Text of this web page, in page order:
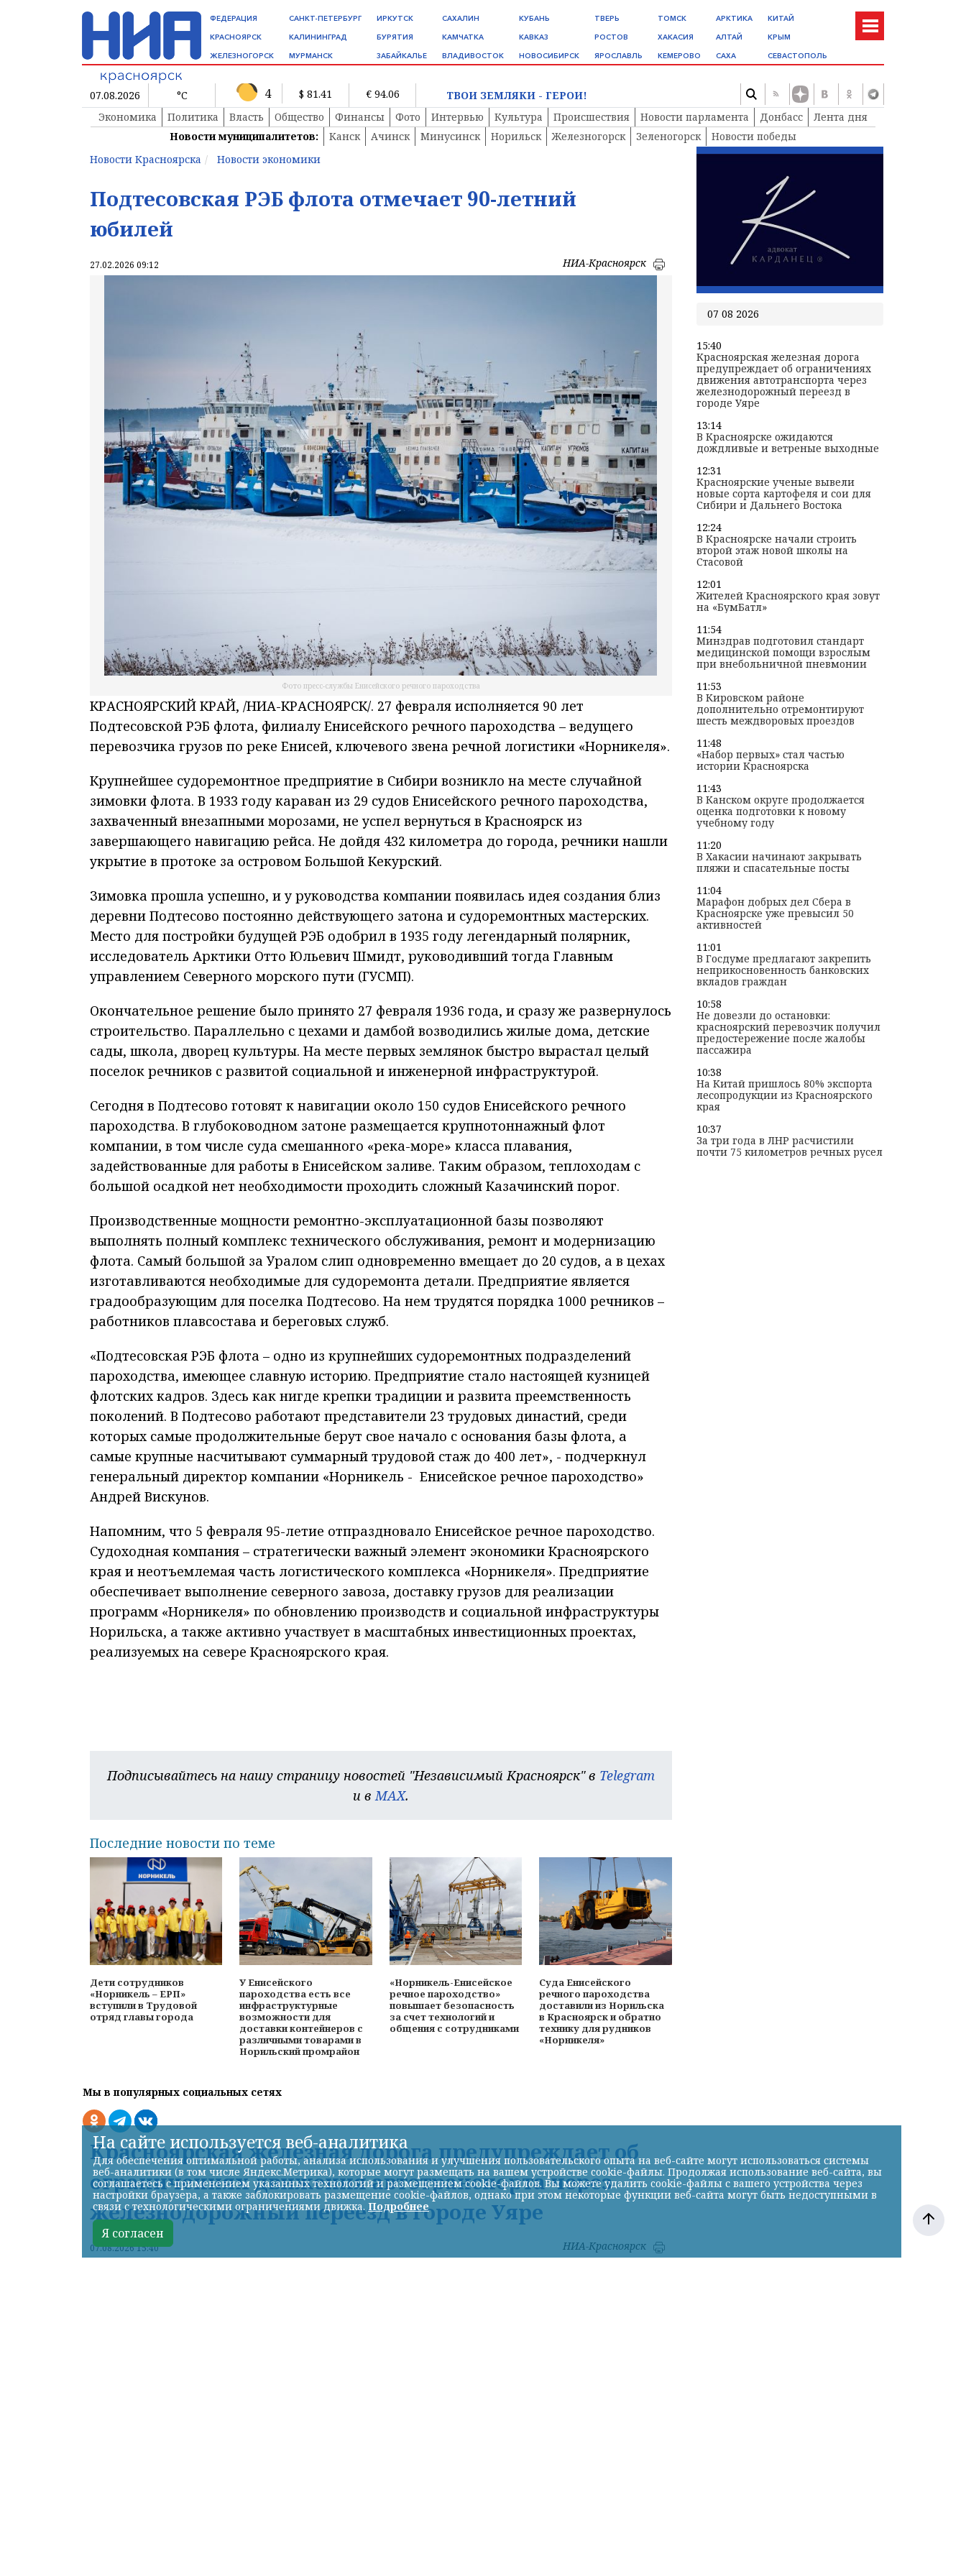
ФЕДЕРАЦИЯ
КРАСНОЯРСК
ЖЕЛЕЗНОГОРСК
САНКТ-ПЕТЕРБУРГ
КАЛИНИНГРАД
МУРМАНСК
ИРКУТСК
БУРЯТИЯ
ЗАБАЙКАЛЬЕ
САХАЛИН
КАМЧАТКА
ВЛАДИВОСТОК
КУБАНЬ
КАВКАЗ
НОВОСИБИРСК
ТВЕРЬ
РОСТОВ
ЯРОСЛАВЛЬ
ТОМСК
ХАКАСИЯ
КЕМЕРОВО
АРКТИКА
АЛТАЙ
САХА
КИТАЙ
КРЫМ
СЕВАСТОПОЛЬ
07.08.2026 °C 4 $ 81.41 € 94.06
ТВОИ ЗЕМЛЯКИ - ГЕРОИ!
Экономика
Политика Власть Общество Финансы Фото Интервью Культура Происшествия Новости парламента Донбасс
Лента дня
Новости муниципалитетов:
Канск Ачинск Минусинск Норильск Железногорск Зеленогорск
Новости победы
Новости Красноярска
Новости экономики
Подтесовская РЭБ флота отмечает 90-летний
юбилей
27.02.2026 09:12 НИА-Красноярск
Фото пресс-службы Енисейского речного пароходства
КРАСНОЯРСКИЙ КРАЙ, /НИА-КРАСНОЯРСК/. 27 февраля исполняется 90 лет
Подтесовской РЭБ флота, филиалу Енисейского речного пароходства – ведущего
перевозчика грузов по реке Енисей, ключевого звена речной логистики «Норникеля».
Крупнейшее судоремонтное предприятие в Сибири возникло на месте случайной
зимовки флота. В 1933 году караван из 29 судов Енисейского речного пароходства,
захваченный внезапными морозами, не успел вернуться в Красноярск из
завершающего навигацию рейса. Не дойдя 432 километра до города, речники нашли
укрытие в протоке за островом Большой Кекурский.
Зимовка прошла успешно, и у руководства компании появилась идея создания близ
деревни Подтесово постоянно действующего затона и судоремонтных мастерских.
Место для постройки будущей РЭБ одобрил в 1935 году легендарный полярник,
исследователь Арктики Отто Юльевич Шмидт, руководивший тогда Главным
управлением Северного морского пути (ГУСМП).
Окончательное решение было принято 27 февраля 1936 года, и сразу же развернулось
строительство. Параллельно с цехами и дамбой возводились жилые дома, детские
сады, школа, дворец культуры. На месте первых землянок быстро вырастал целый
поселок речников с развитой социальной и инженерной инфраструктурой.
Сегодня в Подтесово готовят к навигации около 150 судов Енисейского речного
пароходства. В глубоководном затоне размещается крупнотоннажный флот
компании, в том числе суда смешанного «река-море» класса плавания,
задействованные для работы в Енисейском заливе. Таким образом, теплоходам с
большой осадкой нет необходимости проходить сложный Казачинский порог.
Производственные мощности ремонтно-эксплуатационной базы позволяют
выполнять полный комплекс технического обслуживания, ремонт и модернизацию
флота. Самый большой за Уралом слип одновременно вмещает до 20 судов, а в цехах
изготавливаются необходимые для судоремонта детали. Предприятие является
градообразующим для поселка Подтесово. На нем трудятся порядка 1000 речников –
работников плавсостава и береговых служб.
«Подтесовская РЭБ флота – одно из крупнейших судоремонтных подразделений
пароходства, имеющее славную историю. Предприятие стало настоящей кузницей
флотских кадров. Здесь как нигде крепки традиции и развита преемственность
поколений. В Подтесово работают представители 23 трудовых династий, среди
которых самые продолжительные берут свое начало с основания базы флота, а
самые крупные насчитывают суммарный трудовой стаж до 400 лет», - подчеркнул
генеральный директор компании «Норникель - Енисейское речное пароходство»
Андрей Вискунов.
Напомним, что 5 февраля 95-летие отпраздновало Енисейское речное пароходство.
Судоходная компания – стратегически важный элемент экономики Красноярского
края и неотъемлемая часть логистического комплекса «Норникеля». Предприятие
обеспечивает выполнение северного завоза, доставку грузов для реализации
программ «Норникеля» по обновлению производств и социальной инфраструктуры
Норильска, а также активно участвует в масштабных инвестиционных проектах,
реализуемых на севере Красноярского края.
Подписывайтесь на нашу страницу новостей "Независимый Красноярск" в Telegram
и вMAX.
Последние новости по теме
Дети сотрудников
«Норникель – ЕРП»
вступили в Трудовой
отряд главы города
У Енисейского
пароходства есть все
инфраструктурные
возможности для
доставки контейнеров с
различными товарами в
Норильский промрайон
«Норникель-Енисейское
речное пароходство»
повышает безопасность
за счет технологий и
общения с сотрудниками
Суда Енисейского
речного пароходства
доставили из Норильска
в Красноярск и обратно
технику для рудников
«Норникеля»
Мы в популярных социальных сетях
Красноярская железная дорога предупреждает об
ограничениях движения автотранспорта через
железнодорожный переезд в городе Уяре
07.08.2026 15:40 НИА-Красноярск
07 08 2026
15:40
Красноярская железная дорога
предупреждает об ограничениях
движения автотранспорта через
железнодорожный переезд в
городе Уяре
13:14
В Красноярске ожидаются
дождливые и ветреные выходные
12:31
Красноярские ученые вывели
новые сорта картофеля и сои для
Сибири и Дальнего Востока
12:24
В Красноярске начали строить
второй этаж новой школы на
Стасовой
12:01
Жителей Красноярского края зовут
на «БумБатл»
11:54
Минздрав подготовил стандарт
медицинской помощи взрослым
при внебольничной пневмонии
11:53
В Кировском районе
дополнительно отремонтируют
шесть междворовых проездов
11:48
«Набор первых» стал частью
истории Красноярска
11:43
В Канском округе продолжается
оценка подготовки к новому
учебному году
11:20
В Хакасии начинают закрывать
пляжи и спасательные посты
11:04
Марафон добрых дел Сбера в
Красноярске уже превысил 50
активностей
11:01
В Госдуме предлагают закрепить
неприкосновенность банковских
вкладов граждан
10:58
Не довезли до остановки:
красноярский перевозчик получил
предостережение после жалобы
пассажира
10:38
На Китай пришлось 80% экспорта
лесопродукции из Красноярского
края
10:37
За три года в ЛНР расчистили
почти 75 километров речных русел
На сайте используется веб-аналитика
Для обеспечения оптимальной работы, анализа использования и улучшения пользовательского опыта на веб-сайте могут использоваться системы
веб-аналитики (в том числе Яндекс.Метрика), которые могут размещать на вашем устройстве cookie-файлы. Продолжая использование веб-сайта, вы
соглашаетесь с применением указанных технологий и размещением cookie-файлов. Вы можете удалить cookie-файлы с вашего устройства через
настройки браузера, а также заблокировать размещение cookie-файлов, однако при этом некоторые функции веб-сайта могут быть недоступными в
связи с технологическими ограничениями движка. Подробнее
Я согласен